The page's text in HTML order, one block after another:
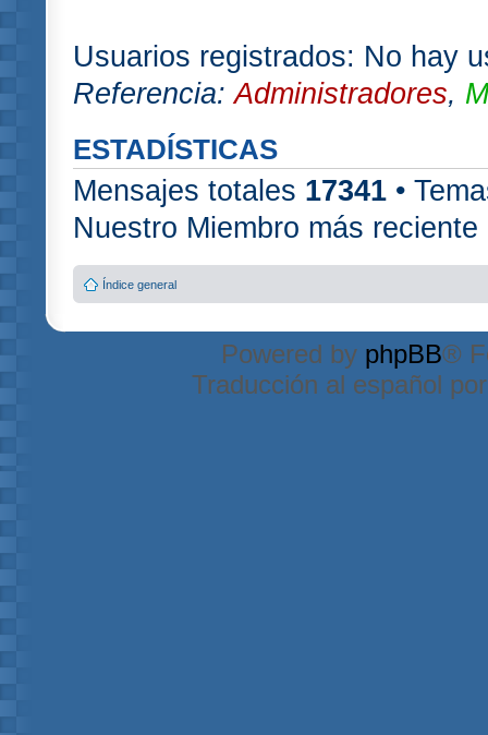
Usuarios registrados: No hay
Referencia:Administradores,
ESTADÍSTICAS
Mensajes totales 17341 •
Nuestro Miembro más
Índice general
Powered by phpBB®
Traducción al español